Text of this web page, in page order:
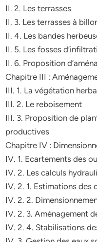
II. 2. Les terrasses
II. 3. Les terrasses à
II. 4. Les bandes
II. 5. Les fosses
II. 6. Proposition
Chapitre III :
III. 1. La végétation
III. 2. Le reboisement
III. 3. Proposition de
productives
Chapitre IV :
IV. 1. Ecartements des
IV. 2. Les calculs
IV. 2. 1. Estimations des
IV. 2. 2.
IV. 2. 3. Aménagement
IV. 2. 4. Stabilisations